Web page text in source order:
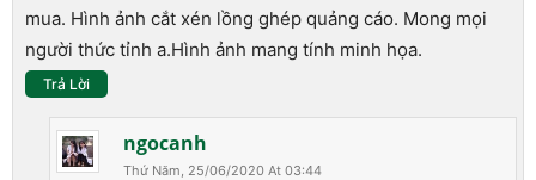
mua. Hình ảnh cắt xén lồng ghép quảng cáo. Mong mọi
người thức tỉnh a.Hình ảnh mang tính minh họa.
Trả Lời
ngocanh
Thứ Năm, 25/06/2020 At 03:44